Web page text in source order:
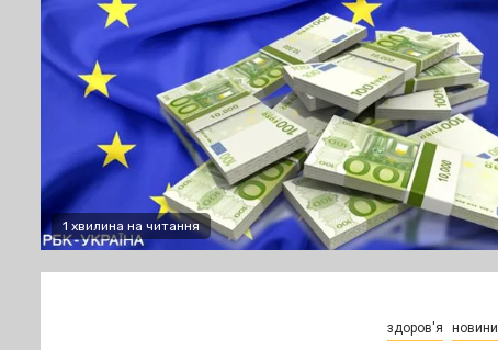
1 хвилина на читання
здоров'я новини